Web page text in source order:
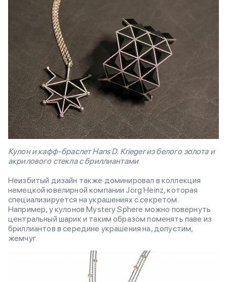
Кулон и кафф-браслет Hans D. Krieger из белого золота и
акрилового стекла с бриллиантами
Неизбитый дизайн также доминировал в коллекция
немецкой ювелирной компании Jörg Heinz, которая
специализируется на украшениях с секретом.
Например, у кулонов Mystery Sphere можно повернуть
центральный шарик и таким образом поменять паве из
бриллиантов в середине украшения на, допустим,
жемчуг.